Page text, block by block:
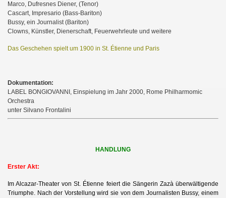
Marco, Dufresnes Diener, (Tenor)
Cascart, Impresario (Bass-Bariton)
Bussy, ein Journalist (Bariton)
Clowns, Künstler, Dienerschaft, Feuerwehrleute und weitere
Das Geschehen spielt um 1900 in St. Étienne und Paris
Dokumentation:
LABEL BONGIOVANNI, Einspielung im Jahr 2000, Rome Philharmomic
Orchestra
unter Silvano Frontalini
HANDLUNG
Erster Akt:
Im Alcazar-Theater von St. Étienne feiert die Sängerin Zazà überwältigende
Triumphe. Nach der Vorstellung wird sie von dem Journalisten Bussy, einem